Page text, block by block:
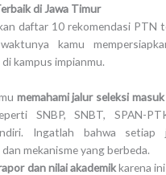
di Jawa Timur
daftar 10 rekomendasi PTN
kamu
kampus impianmu.
memahami jalur seleksi masuk
SNBP, SNBT, SPAN-
Ingatlah bahwa setiap
mekanisme yang berbeda.
dan nilai akademikkarena